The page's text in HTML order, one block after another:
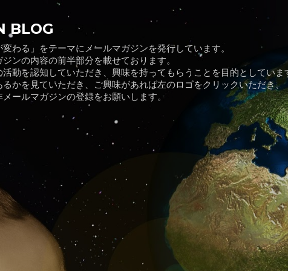
スキップしてメイン コンテンツに移動
BLOG
変わる」をテーマにメールマガジンを発行しています。
ンの内容の前半部分を載せております。
動を認知していただき、興味を持ってもらうことを目的としていま
かを見ていただき、ご興味があれば左のロゴをクリックいただき、
ールマガジンの登録をお願いします。